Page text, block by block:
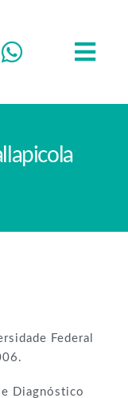
Federal
Diagnóstico